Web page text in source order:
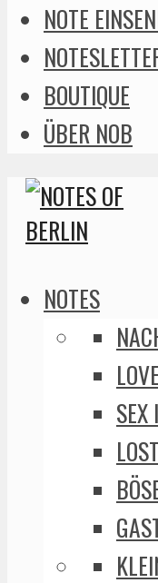
NOTE
BOUTIQUE
ÜBER NOB
NOTES